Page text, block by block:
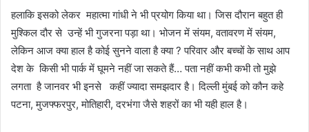
हलाकि इसको लेकर महात्मा गांधी ने भी प्रयोग किया था। जिस दौरान बहुत ही
मुश्किल दौर से उन्हें भी गुजरना पड़ा था। भोजन में संयम, वतावरण में संयम,
लेकिन आज क्या हाल है कोई सुनने वाला है क्या ? परिवार और बच्चों के साथ आप
देश के किसी भी पार्क में घूमने नहीं जा सकते हैं… पता नहीं कभी कभी तो मुझे
लगता है जानवर भी इनसे कहीं ज्यादा समझदार है। दिल्ली मुंबई को कौन कहे
पटना, मुजफ्फरपुर, मोतिहारी, दरभंगा जैसे शहरों का भी यही हाल है।